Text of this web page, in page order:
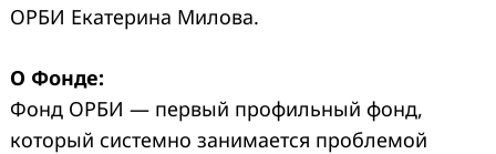
ОРБИ Екатерина Милова.
О Фонде:
Фонд ОРБИ — первый профильный фонд,
который системно занимается проблемой